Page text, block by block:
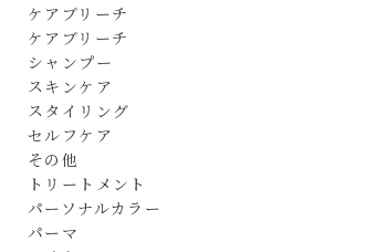
ケアブリーチ
ケアブリーチ
シャンプー
スキンケア
スタイリング
セルフケア
その他
トリートメント
パーソナルカラー
パーマ